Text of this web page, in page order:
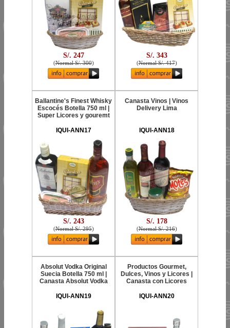
S/. 247
(Normal S/. 300)
S/. 343
(Normal S/. 417)
Ballantine's Finest Whisky
Escocés Botella 750 ml |
Super Licores y gouremt
IQUI-ANN17
S/. 243
(Normal S/. 295)
Canasta Vinos | Vinos
Delivery Lima
IQUI-ANN18
S/. 178
(Normal S/. 216)
Absolut Vodka Original
Suecia Botella 750 ml |
Canasta Absolut Vodka
IQUI-ANN19
Productos Gourmet,
Dulces, Vinos y Licores |
Canasta con Licores
IQUI-ANN20